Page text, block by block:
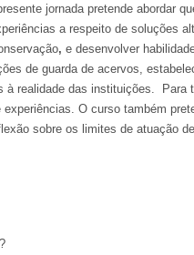
jornada pretende abordar
a respeito de soluções
, e desenvolver
de guarda de acervos,
à realidade das instituições. Para
O curso também
sobre os limites de atuação